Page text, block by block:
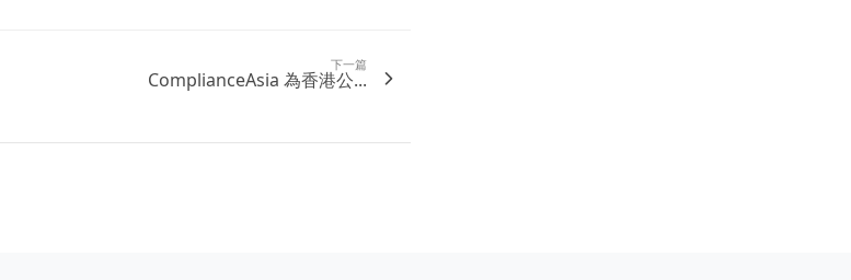
下一篇
ComplianceAsia 為香港公...